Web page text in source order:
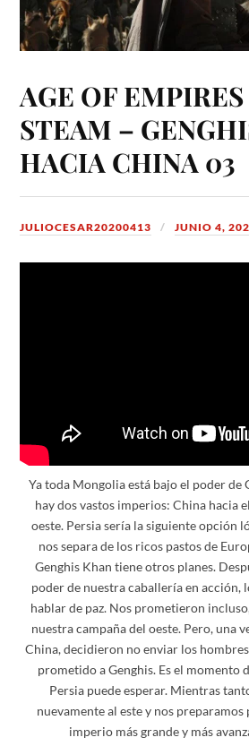
AGE OF
STEAM –
HACIA CHINA 03
JULIOCESAR20200413 JUNIO 4,
Ya toda Mongolia está bajo el poder de
hay dos vastos imperios: China hacia
oeste. Persia sería la siguiente opción
nos separa de los ricos pastos de
Genghis Khan tiene otros planes.
poder de nuestra caballería en acción,
hablar de paz. Nos prometieron
nuestra campaña del oeste. Pero, una
China, decidieron no enviar los
prometido a Genghis. Es el momento
Persia puede esperar. Mientras
nuevamente al este y nos
imperio más grande y más